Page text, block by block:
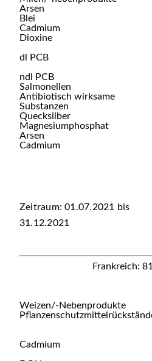
Arsen
Blei
Cadmium
Dioxine
dl PCB
ndl PCB
Salmonellen
Antibiotisch wirksame
Substanzen
Quecksilber
Magnesiumphosphat
Arsen
Cadmium
Zeitraum: 01.07.2021 bis
31.12.2021
Frankreich:
Weizen/-Nebenprodukte
Cadmium